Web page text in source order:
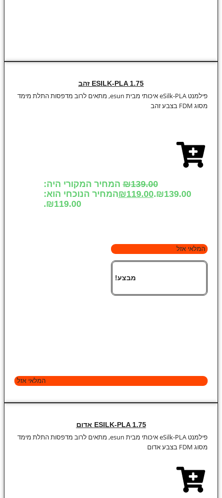
ESILK-PLA 1.75 זהב
פילמנט eSilk-PLA איכותי מבית esun, מתאים לרוב מדפסות התלת מימד
מסוג FDM בצבע זהב
₪139.00
המחיר המקורי היה:
₪139.00.
₪119.00
המחיר הנוכחי הוא:
₪119.00.
המלאי אזל
מבצע!
המלאי אזל
ESILK-PLA 1.75 אדום
פילמנט eSilk-PLA איכותי מבית esun, מתאים לרוב מדפסות התלת מימד
מסוג FDM בצבע אדום